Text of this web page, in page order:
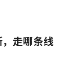
走哪条线